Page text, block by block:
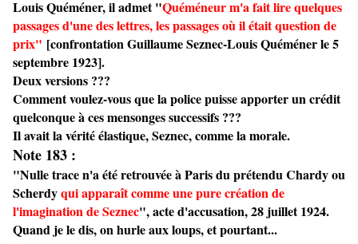
Louis Quéméner, il admet "Quéméneur m'a fait lire quelques
passages d'une des lettres, les passages où il était question de
prix" [confrontation Guillaume Seznec-Louis Quéméner le 5
septembre 1923].
Deux versions ???
Comment voulez-vous que la police puisse apporter un crédit
quelconque à ces mensonges successifs ???
Il avait la vérité élastique, Seznec, comme la morale.
Note 183 :
"Nulle trace n'a été retrouvée à Paris du prétendu Chardy ou
Scherdyqui apparaît comme une pure création de
l'imagination de Seznec", acte d'accusation, 28 juillet 1924.
Quand je le dis, on hurle aux loups, et pourtant...